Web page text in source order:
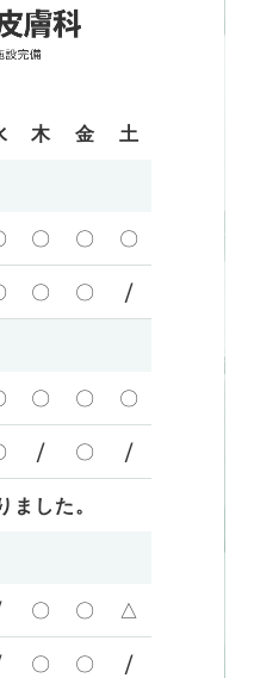
木 金 土
〇 〇 〇
〇 〇 /
〇 〇 〇
/ 〇 /
した。
〇 〇 △
〇 〇 /